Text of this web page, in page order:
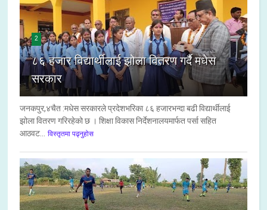
2
८६ हजार विद्यार्थीलाई झोला वितरण गर्दै मधेस
सरकार
जनकपुर,४चैत :मधेस सरकारले प्रदेशभरिका ८६ हजारभन्दा बढी विद्यार्थीलाई
झोला वितरण गरिरहेको छ । शिक्षा विकास निर्देशनालयमार्फत पर्सा सहित
आठवट...
विस्तृतमा पढ्नुहोस